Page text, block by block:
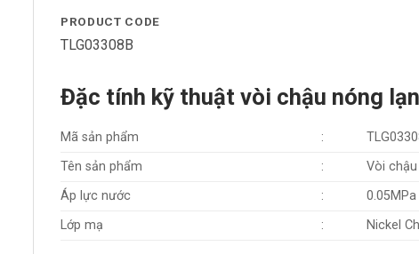
PRODUCT CODE
TLG03308B
Đặc tính kỹ thuật vòi chậu nóng
Mã sản phẩm :
Tên sản phẩm
:
Vòi
Áp lực nước
:
Lớp mạ
: Nickel